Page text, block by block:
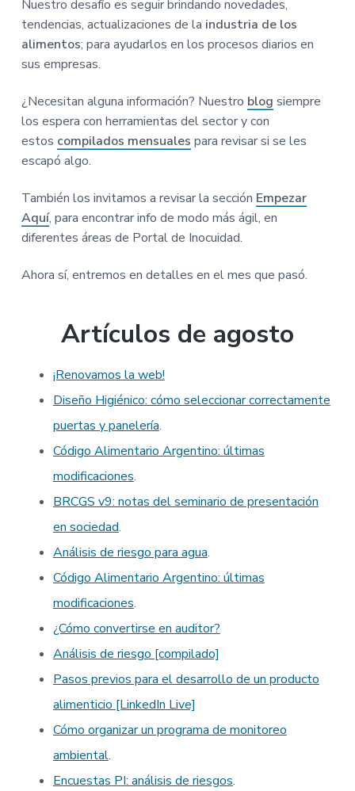
Nuestro desafío es seguir brindando novedades,
tendencias, actualizaciones de la industria de los
alimentos; para ayudarlos en los procesos diarios en
sus empresas.
¿Necesitan alguna información? Nuestro blog siempre
los espera con herramientas del sector y con
estos compilados mensuales para revisar si se les
escapó algo.
También los invitamos a revisar la sección Empezar
Aquí, para encontrar info de modo más ágil, en
diferentes áreas de Portal de Inocuidad.
Ahora sí, entremos en detalles en el mes que pasó.
Artículos de agosto
¡Renovamos la web!
Diseño Higiénico: cómo seleccionar correctamente
puertas y panelería.
Código Alimentario Argentino: últimas
modificaciones.
BRCGS v9: notas del seminario de presentación
en sociedad.
Análisis de riesgo para agua.
Código Alimentario Argentino: últimas
modificaciones.
¿Cómo convertirse en auditor?
Análisis de riesgo [compilado]
Pasos previos para el desarrollo de un producto
alimenticio [LinkedIn Live]
Cómo organizar un programa de monitoreo
ambiental.
Encuestas PI: análisis de riesgos.
lectores